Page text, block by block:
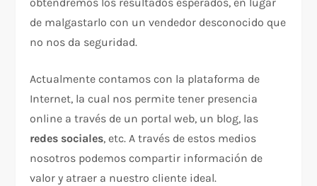
de malgastarlo con un vendedor desconocido que
no nos da seguridad.
Actualmente contamos con la plataforma de
Internet, la cual nos permite tener presencia
online a través de un portal web, un blog, las
redes sociales, etc. A través de estos medios
nosotros podemos compartir información de
valor y atraer a nuestro cliente ideal.